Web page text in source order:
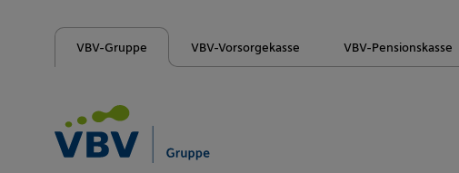
VBV-Gruppe VBV-Vorsorgekasse VBV-Pensionskasse